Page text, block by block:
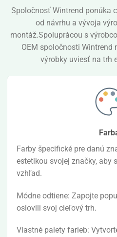
Spoločnosť Wintrend ponúka
od návrhu a vývoja
montáž.Spoluprácou s
OEM spoločnosti Wintrend
výrobky uviesť na trh
Farby špecifické pre danú
estetikou svojej značky, aby
vzhľad.
Módne odtiene: Zapojte
oslovili svoj cieľový trh.
Vlastné palety farieb: